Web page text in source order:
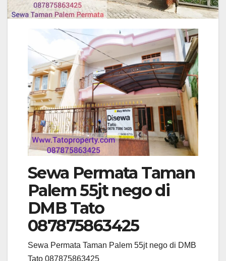
Sewa Permata Taman
Palem 55jt nego di
DMB Tato
087875863425
Sewa Permata Taman Palem 55jt nego di DMB
Tato 087875863425